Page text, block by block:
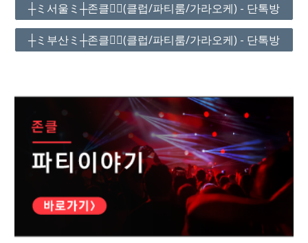
┼ミ서울ミ┼존클❤️‍🔥(클럽/파티룸/가라오케) - 단톡방
┼ミ부산ミ┼존클❤️‍🔥(클럽/파티룸/가라오케) - 단톡방